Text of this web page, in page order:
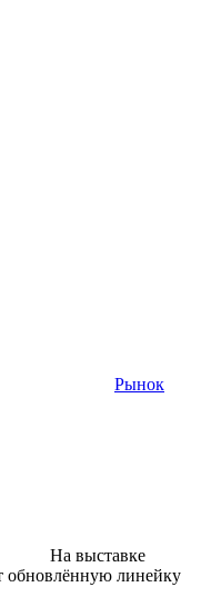
Рынок
На выставке
обновлённую линейку